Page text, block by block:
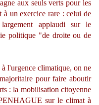
aux seuls verts pour les
à un exercice rare : celui de
applaudi sur le
politique "de droite ou de
l'urgence climatique, on ne
pour faire aboutir
: la mobilisation citoyenne
sur le climat à